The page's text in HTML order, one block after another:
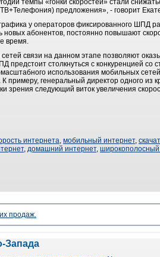
темпы «гонки скоростей» стали
предложения», - говорит
у операторов фиксированного ШПД
абонентов, постоянно повышают
время.
связи на данном этапе позволяют
столкнуться с конкуренцией со
использования мобильных
примеру, генеральный директор одного из
следующий виток увеличения
интернета, мобильный интернет,
, домашний интернет, широкополосный
продаж.
Запада